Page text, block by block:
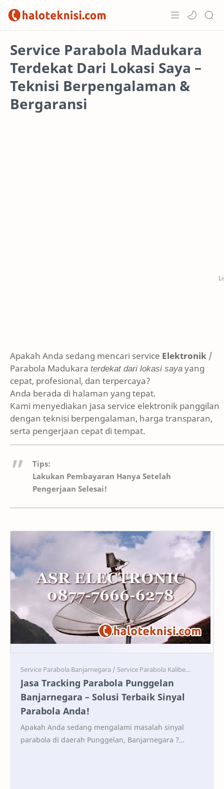
Projects
Service Parabola Madukara
Terdekat Dari Lokasi Saya –
Teknisi Berpengalaman &
Bergaransi
Apakah Anda sedang mencari service Elektronik /
Parabola Madukara terdekat dari lokasi sayayang
cepat, profesional, dan terpercaya?
Anda berada di halaman yang tepat.
Kami menyediakan jasa service elektronik panggilan
dengan teknisi berpengalaman, harga transparan,
serta pengerjaan cepat di tempat.
Tips:
Lakukan Pembayaran Hanya Setelah
Pengerjaan Selesai!
Service Service
Jasa Tracking Parabola Punggelan
Banjarnegara – Solusi Terbaik Sinyal
Parabola Anda!
Apakah Anda sedang mengalami masalah sinyal
parabola di daerah Punggelan, Banjarnegara ?